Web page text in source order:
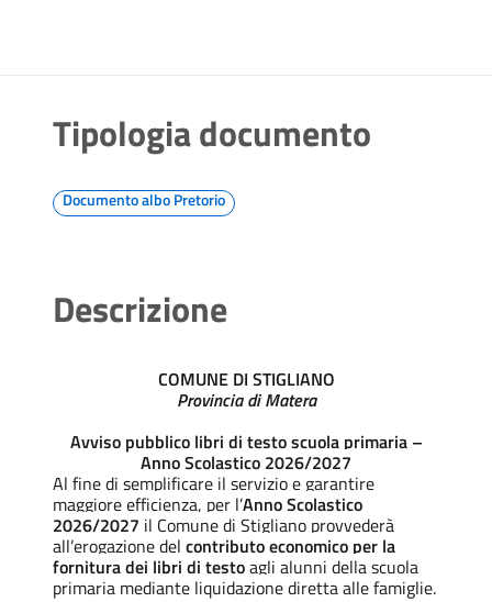
Tipologia documento
Documento albo Pretorio
Descrizione
COMUNE DI STIGLIANO
Provincia di Matera
Avviso pubblico libri di testo scuola primaria –
Anno Scolastico 2026/2027
Al fine di semplificare il servizio e garantire
maggiore efficienza, per l’Anno Scolastico
2026/2027 il Comune di Stigliano provvederà
all’erogazione del contributo economico per la
fornitura dei libri di testoagli alunni della scuola
primaria mediante liquidazione diretta alle famiglie.